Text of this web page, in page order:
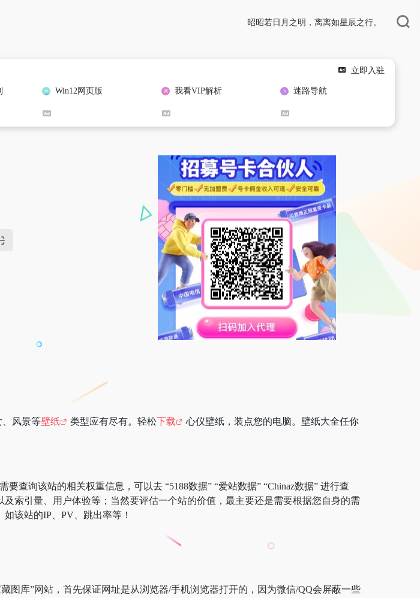
昭昭若日月之明，离离如星辰之行。
立即入驻
Win12网页版 我看VIP解析 迷路导航
、风景等壁纸 类型应有尽有。轻松下载
心仪壁纸，装点您的电脑。壁纸大全任你
要查询该站的相关权重信息，可以去 “5188数据” “爱站数据” “Chinaz数据” 进行查
索引量、用户体验等；当然要评估一个站的价值，最主要还是需要根据您自身的需
该站的IP、PV、跳出率等！
图库”网站，首先保证网址是从浏览器/手机浏览器打开的，因为微信/QQ会屏蔽一些